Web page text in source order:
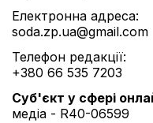
Електронна адреса:
soda.zp.ua@gmail.com
Телефон редакції:
+380 66 535 7203
Cуб'єкт у сфері
медіа - R40-06599